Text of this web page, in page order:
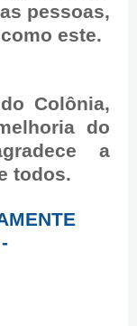
pessoas,
este.
Colônia,
do
a
todos.